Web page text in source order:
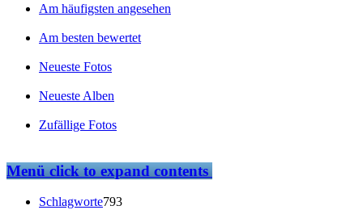
Am häufigsten angesehen
Am besten bewertet
Neueste Fotos
Neueste Alben
Zufällige Fotos
Menüclick to expand contents
Schlagworte793